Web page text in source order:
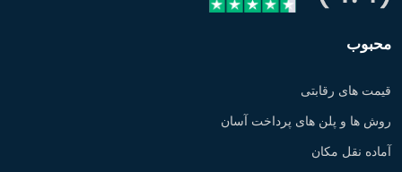
محبوب
قیمت های رقابتی
روش ها و پلن های پرداخت آسان
آماده نقل مکان